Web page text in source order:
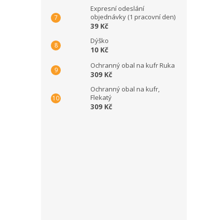
Expresní odeslání
objednávky (1 pracovní den)
39 Kč
Dýško
10 Kč
Ochranný obal na kufr Ruka
309 Kč
Ochranný obal na kufr,
Flekatý
309 Kč